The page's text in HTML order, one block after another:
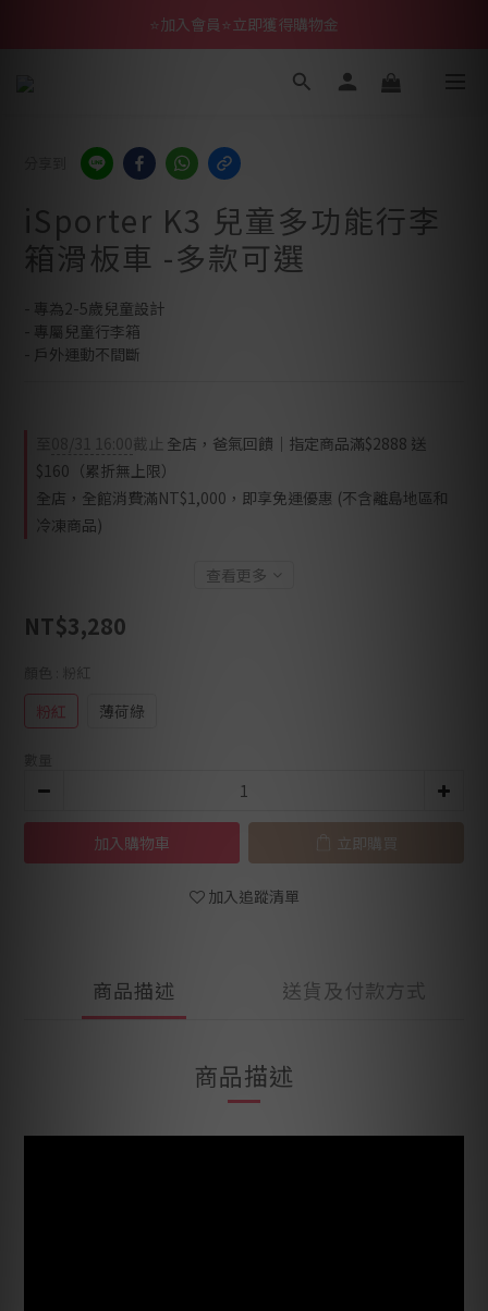
⭐加入會員⭐立即獲得購物金
iSporter K3 兒童多功能行李
箱滑板車 -多款可選
- 專為2-5歲兒童設計
- 專屬兒童行李箱
- 戶外運動不間斷
08/31 16:00截止 全店，爸氣回饋｜指定商品滿$2888 送
$160（累折無上限）
全店，全館消費滿NT$1,000，即享免運優惠 (不含離島地區和
冷凍商品)
查看更多
NT$3,280
粉紅 薄荷綠
加入購物車 立即購買
加入追蹤清單
商品描述 送貨及付款方式
商品描述